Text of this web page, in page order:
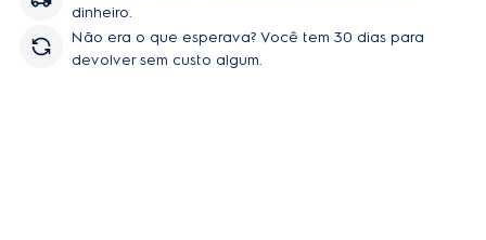
dinheiro.
Não era o que esperava? Você tem 30 dias para
devolver sem custo algum.